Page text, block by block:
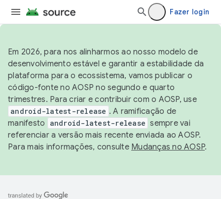
Fazer login
Em 2026, para nos alinharmos ao nosso modelo de
desenvolvimento estável e garantir a estabilidade da
plataforma para o ecossistema, vamos publicar o
código-fonte no AOSP no segundo e quarto
trimestres. Para criar e contribuir com o AOSP, use
android-latest-release . A ramificação de
manifesto
android-latest-release sempre vai
referenciar a versão mais recente enviada ao AOSP.
Para mais informações, consulte Mudanças no AOSP.